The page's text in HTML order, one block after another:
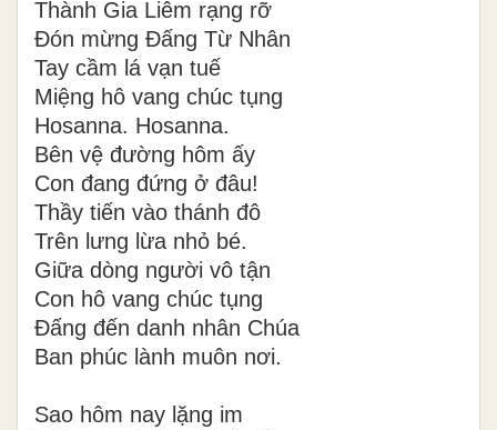
Thành Gia Liêm rạng rỡ
Đón mừng Đấng Từ Nhân
Tay cầm lá vạn tuế
Miệng hô vang chúc tụng
Hosanna. Hosanna.
Bên vệ đường hôm ấy
Con đang đứng ở đâu!
Thầy tiến vào thánh đô
Trên lưng lừa nhỏ bé.
Giữa dòng người vô tận
Con hô vang chúc tụng
Đấng đến danh nhân Chúa
Ban phúc lành muôn nơi.
Sao hôm nay lặng im